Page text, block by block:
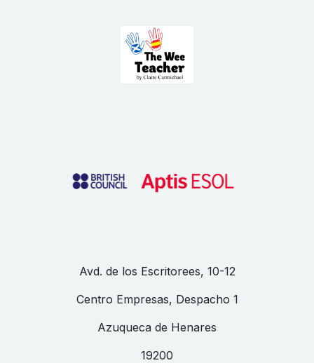
Avd. de los Escritorees, 10-12
Centro Empresas, Despacho 1
Azuqueca de Henares
19200